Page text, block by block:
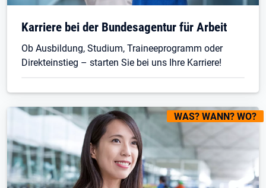
Öffnet in neuem Tab
Karriere bei der Bundesagentur für Arbeit
Ob Ausbildung, Studium, Traineeprogramm oder
Direkteinstieg – starten Sie bei uns Ihre Karriere!
KENNZEICHNUNGEN:
WAS? WANN? WO?